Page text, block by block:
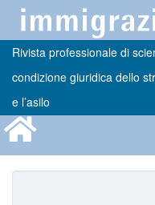
Rivista professionale di
condizione giuridica dello
e l’asilo